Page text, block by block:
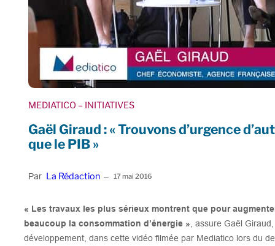
MEDIATICO – INITIATIVES
Gaël Giraud : « Trouvons d’urgence
que le PIB »
Par La Rédaction – 17 mai 2016
« Les travaux les plus sérieux montrent que pour
beaucoup la consommation d’énergie » , assure Gaël
développement, dans cette vidéo filmée par Mediatico lors du